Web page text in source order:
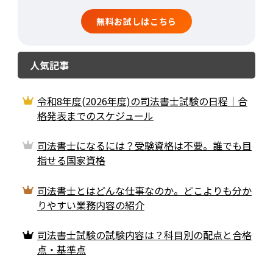
無料お試しはこちら
人気記事
令和8年度(2026年度)の司法書士試験の日程｜合
格発表までのスケジュール
司法書士になるには？受験資格は不要。誰でも目
指せる国家資格
司法書士とはどんな仕事なのか。どこよりも分か
りやすい業務内容の紹介
司法書士試験の試験内容は？科目別の配点と合格
点・基準点